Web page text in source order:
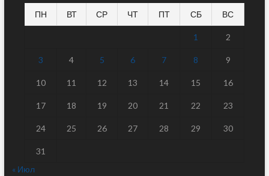
ПН ВТ СР ЧТ ПТ СБ ВС
1 2
3 4 5 6 7 8 9
10 11 12 13 14 15 16
17 18 19 20 21 22 23
24 25 26 27 28 29 30
31
« Июл